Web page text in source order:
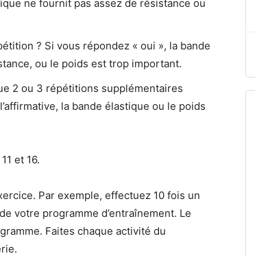
ne fournit pas assez de résistance ou
? Si vous répondez « oui », la bande
ou le poids est trop important.
2 ou 3 répétitions supplémentaires
la bande élastique ou le poids
et 16.
Par exemple, effectuez 10 fois un
votre programme d’entraînement. Le
Faites chaque activité du